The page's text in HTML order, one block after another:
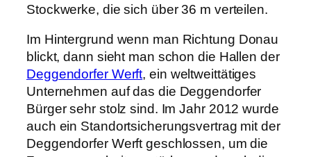
Stockwerke, die sich über 36 m verteilen.
Im Hintergrund wenn man Richtung Donau
blickt, dann sieht man schon die Hallen der
Deggendorfer Werft, ein weltweittätiges
Unternehmen auf das die Deggendorfer
Bürger sehr stolz sind. Im Jahr 2012 wurde
auch ein Standortsicherungsvertrag mit der
Deggendorfer Werft geschlossen, um die